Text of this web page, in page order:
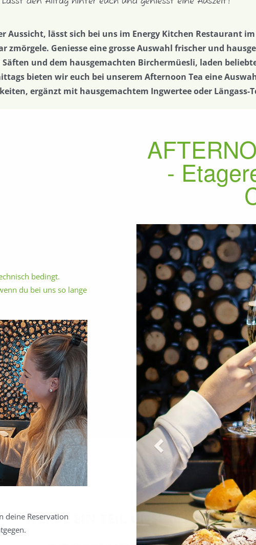
Aussicht, lässt sich bei uns im Energy Kitchen Restaurant im
zmörgele. Geniesse eine grosse Auswahl frischer und
Säften und dem hausgemachten Birchermüesli, laden
bieten wir euch bei unserem Afternoon Tea eine
ergänzt mit hausgemachtem Ingwertee oder Längass-
bedingt.
du bei uns so lange
deine Reservation
-
Vorherige
WERDE EIN TEIL UNSERES TEAMS